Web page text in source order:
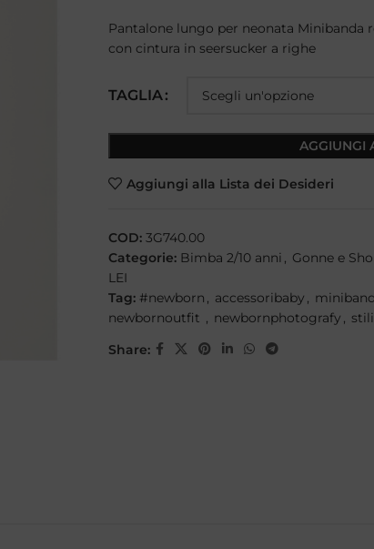
Pantalone lungo per neonata Minibanda
con cintura in seersucker a righe
TAGLIA
AGGIUNGI
Aggiungi alla Lista dei Desideri
COD: 3G740.00
Categorie: Bimba 2/10 anni , Gonne e
LEI
Tag: #newborn , accessoribaby ,
newbornoutfit , newbornphotografy ,
Share: